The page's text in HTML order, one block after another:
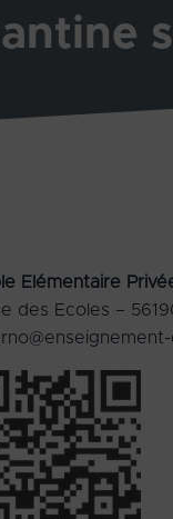
Elémentaire
des Ecoles –